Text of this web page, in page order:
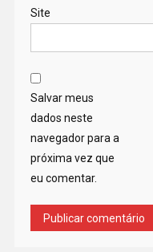
Site
Salvar meus
dados neste
navegador para a
próxima vez que
eu comentar.